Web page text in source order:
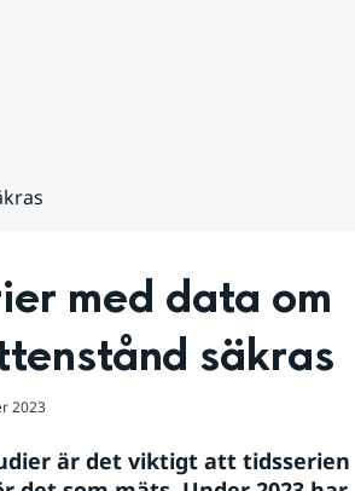
med data om
säkras
2023
är det viktigt att tidsserien